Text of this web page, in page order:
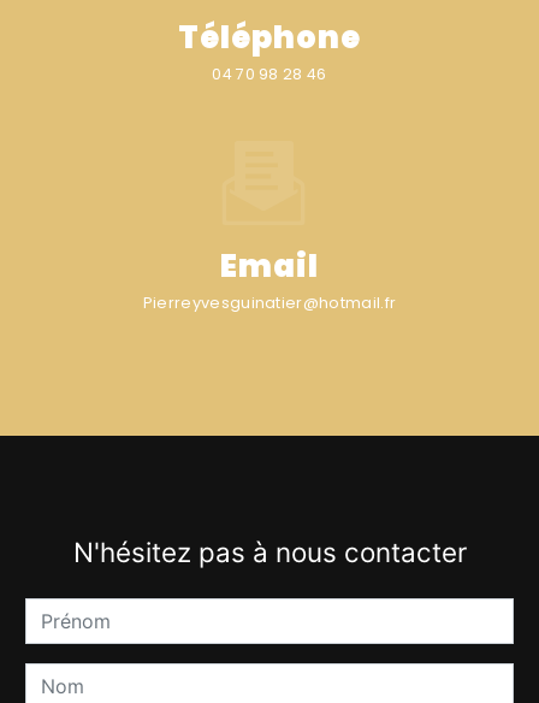
Téléphone
04 70 98 28 46
Email
pierreyvesguinatier@hotmail.fr
N'hésitez pas à nous contacter